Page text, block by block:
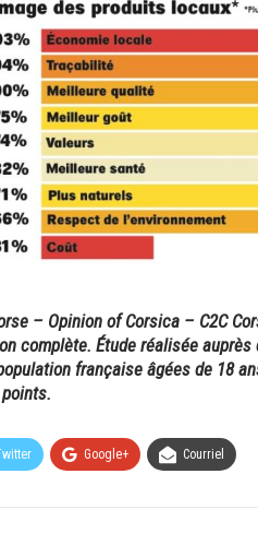
– Opinion of Corsica – C2C
complète. Étude réalisée auprès
française âgées de 18
Google+ Courriel